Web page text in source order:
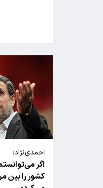
احمدی‌نژاد:
اگر
کشور را بین